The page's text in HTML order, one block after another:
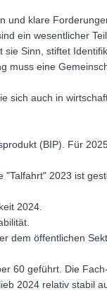
und klare
ein wesentlicher
Sinn, stiftet
muss eine
sich auch in
(BIP). Für
2023 ist
2024.
dem öffentlichen
60 geführt. Die
2024 relativ stabil